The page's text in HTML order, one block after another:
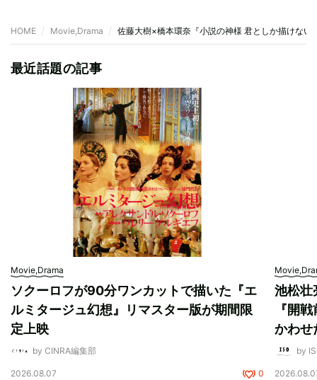
HOME Movie,Drama 佐藤大樹×橋本環奈『小説の神様 君としか描けない
最近話題の記事
Movie,Drama
ソクーロフが90分ワンカットで描いた『エ
ルミタージュ幻想』リマスター版が期間限
定上映
by CINRA編集部
2026.08.07 0
池松壮
『開
かわせ
by